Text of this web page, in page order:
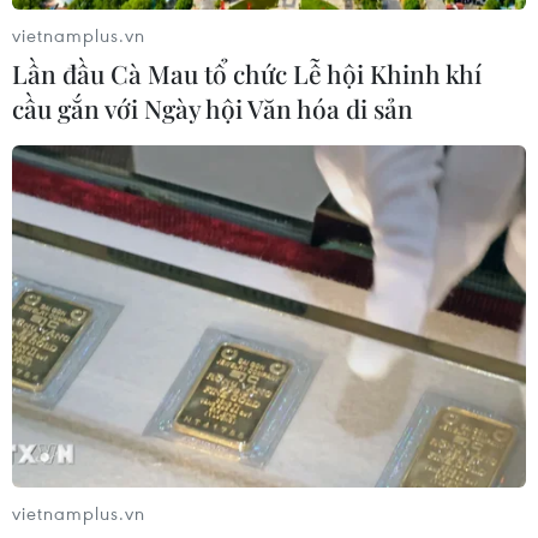
Chứng khoán châu Á tăng điểm nhờ
làn sóng gom cổ phiếu công nghệ
23/07/2026 09:40
Xem thêm
CƠ QUAN CHỦ QUẢN: THÔNG TẤN XÃ VIỆT NAM
Tổng Biên tập: TRẦN TIẾN DUẨN
Phó Tổng Biên tập: NGUYỄN THỊ TÁM, KHÚC THANH
THỦY
vietnamplus.vn
Lần đầu Cà Mau tổ chức Lễ hội Khinh khí
cầu gắn với Ngày hội Văn hóa di sản
vietnamplus.vn